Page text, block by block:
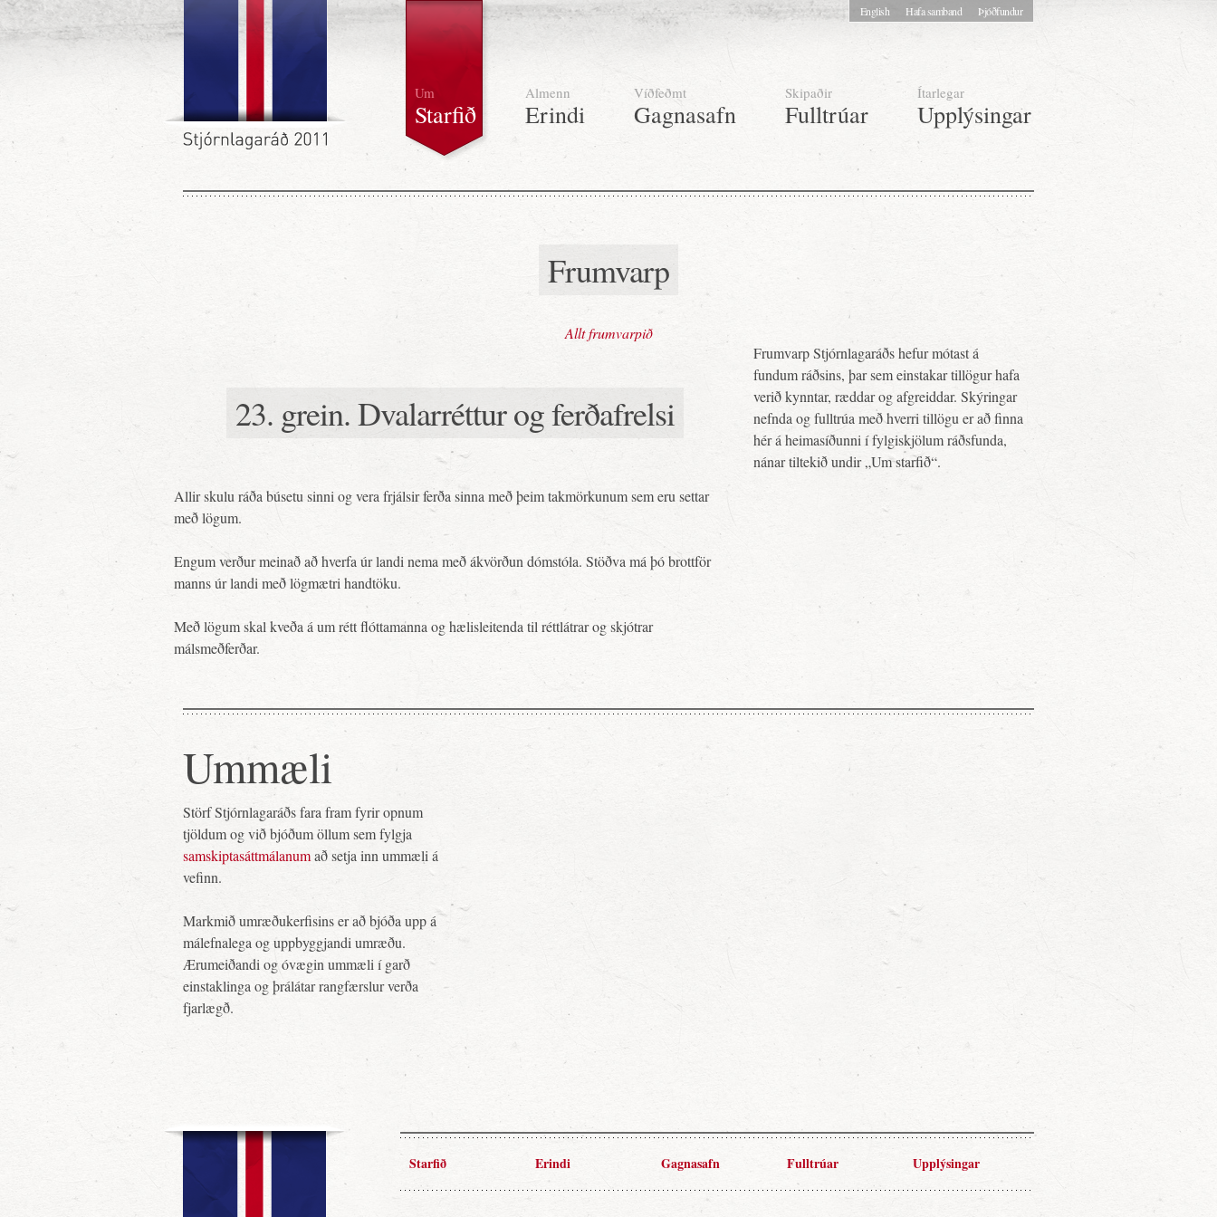
Um
Starfið
Almenn
Erindi
Víðfeðmt
Gagnasafn
Skipaðir
Fulltrúar
Ítarlegar
Upplýsingar
English Hafa samband Þjóðfundur
Frumvarp
Allt frumvarpið
23. grein. Dvalarréttur og ferðafrelsi
Allir skulu ráða búsetu sinni og vera frjálsir ferða sinna með þeim takmörkunum sem eru settar
með lögum.
Engum verður meinað að hverfa úr landi nema með ákvörðun dómstóla. Stöðva má þó brottför
manns úr landi með lögmætri handtöku.
Með lögum skal kveða á um rétt flóttamanna og hælisleitenda til réttlátrar og skjótrar
málsmeðferðar.
Frumvarp Stjórnlagaráðs hefur mótast á
fundum ráðsins, þar sem einstakar tillögur hafa
verið kynntar, ræddar og afgreiddar. Skýringar
nefnda og fulltrúa með hverri tillögu er að finna
hér á heimasíðunni í fylgiskjölum ráðsfunda,
nánar tiltekið undir „Um starfið“.
Ummæli
Störf Stjórnlagaráðs fara fram fyrir opnum
tjöldum og við bjóðum öllum sem fylgja
samskiptasáttmálanumað setja inn ummæli á
vefinn.
Markmið umræðukerfisins er að bjóða upp á
málefnalega og uppbyggjandi umræðu.
Ærumeiðandi og óvægin ummæli í garð
einstaklinga og þrálátar rangfærslur verða
fjarlægð.
Starfið Erindi Gagnasafn Fulltrúar Upplýsingar